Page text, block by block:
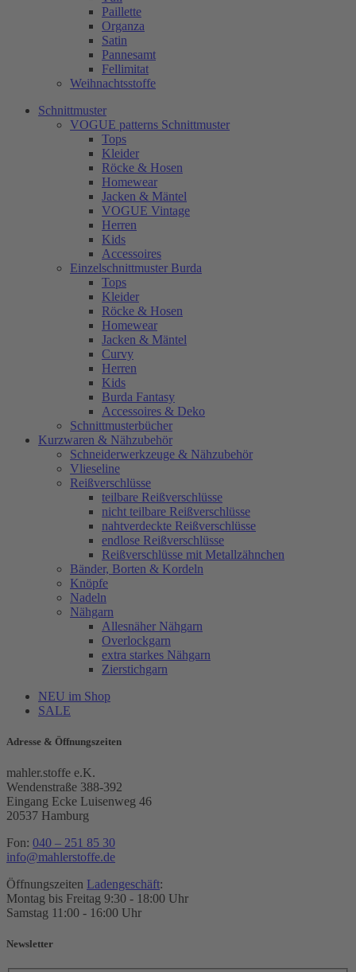
Paillette
Organza
Satin
Pannesamt
Fellimitat
Weihnachtsstoffe
Schnittmuster
VOGUE patterns Schnittmuster
Tops
Kleider
Röcke & Hosen
Homewear
Jacken & Mäntel
VOGUE Vintage
Herren
Kids
Accessoires
Einzelschnittmuster Burda
Tops
Kleider
Röcke & Hosen
Homewear
Jacken & Mäntel
Curvy
Herren
Kids
Burda Fantasy
Accessoires & Deko
Schnittmusterbücher
Kurzwaren & Nähzubehör
Schneiderwerkzeuge & Nähzubehör
Vlieseline
Reißverschlüsse
teilbare Reißverschlüsse
nicht teilbare Reißverschlüsse
nahtverdeckte Reißverschlüsse
endlose Reißverschlüsse
Reißverschlüsse mit Metallzähnchen
Bänder, Borten & Kordeln
Knöpfe
Nadeln
Nähgarn
Allesnäher Nähgarn
Overlockgarn
extra starkes Nähgarn
Zierstichgarn
NEU im Shop
SALE
Adresse & Öffnungszeiten
mahler.stoffe e.K.
Wendenstraße 388-392
Eingang Ecke Luisenweg 46
20537 Hamburg
Fon: 040 – 251 85 30
info@mahlerstoffe.de
Öffnungszeiten Ladengeschäft:
Montag bis Freitag 9:30 - 18:00 Uhr
Samstag 11:00 - 16:00 Uhr
Newsletter